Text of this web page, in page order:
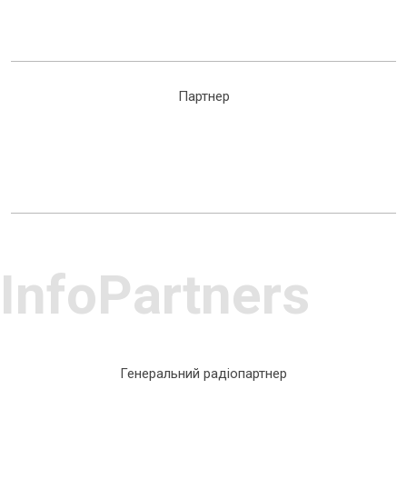
Партнер
InfoPartners
Генеральний радіопартнер